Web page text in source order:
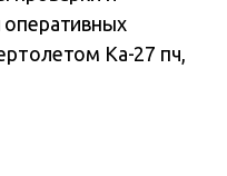
оперативных
Ка-27 пч,